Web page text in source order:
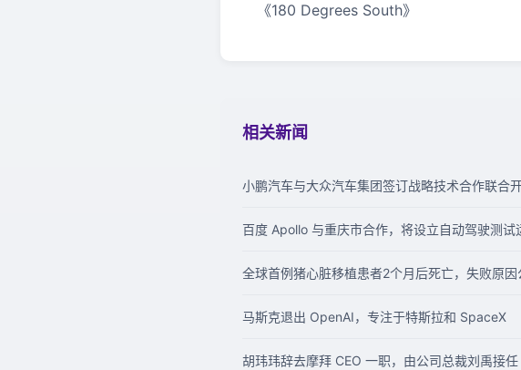
《180 Degrees South》
相关新闻
小鹏汽车与大众汽车集团签订战略技术合作联合
百度 Apollo 与重庆市合作，将设立自动驾驶测试
全球首例猪心脏移植患者2个月后死亡，失败原因
马斯克退出 OpenAI，专注于特斯拉和 SpaceX
胡玮玮辞去摩拜 CEO 一职，由公司总裁刘禹接任